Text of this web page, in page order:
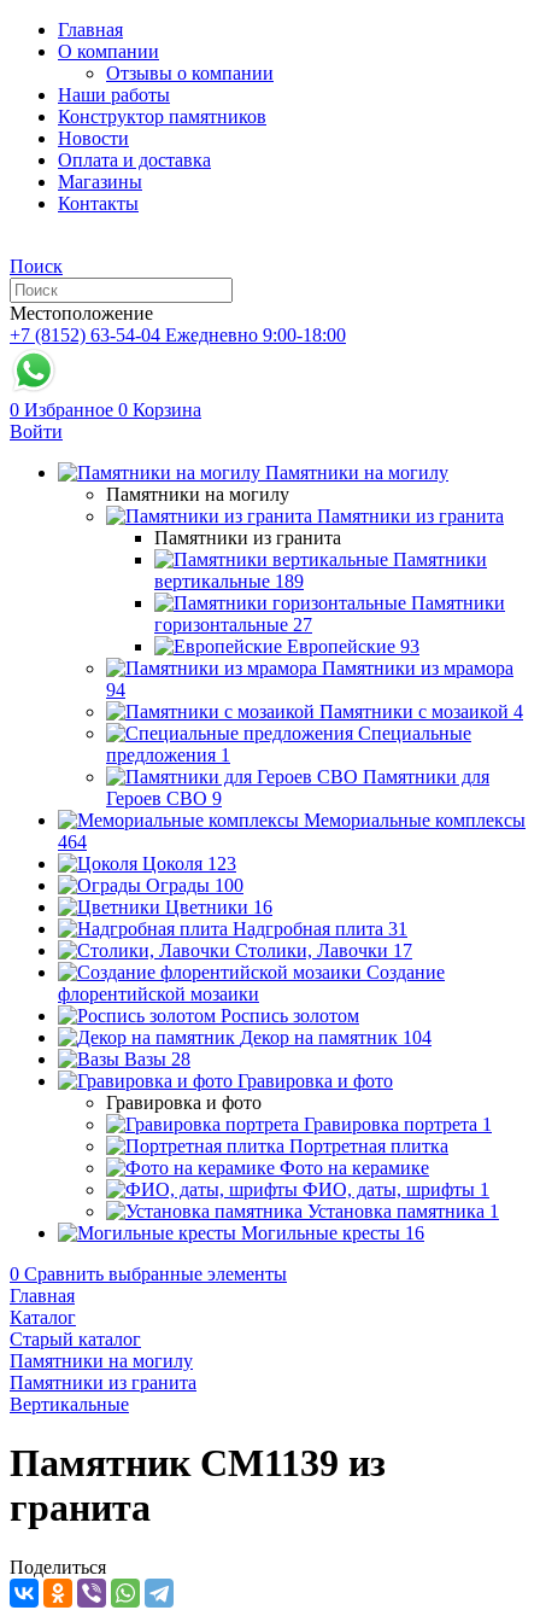
Главная
О компании
Отзывы о компании
Наши работы
Конструктор памятников
Новости
Оплата и доставка
Магазины
Контакты
Поиск
Местоположение
+7 (8152) 63-54-04 Ежедневно 9:00-18:00
0 Избранное 0 Корзина
Войти
Памятники на могилу
Памятники на могилу
Памятники из гранита
Памятники из гранита
Памятники
вертикальные 189
Памятники
горизонтальные 27
Европейские 93
Памятники из мрамора
94
Памятники с мозаикой 4
Специальные
предложения 1
Памятники для
Героев СВО 9
Мемориальные комплексы
464
Цоколя 123
Ограды 100
Цветники 16
Надгробная плита 31
Столики, Лавочки 17
Создание
флорентийской мозаики
Роспись золотом
Декор на памятник 104
Вазы 28
Гравировка и фото
Гравировка и фото
Гравировка портрета 1
Портретная плитка
Фото на керамике
ФИО, даты, шрифты 1
Установка памятника 1
Могильные кресты 16
0 Сравнить выбранные элементы
Главная
Каталог
Старый каталог
Памятники на могилу
Памятники из гранита
Вертикальные
Памятник CM1139 из
гранита
Поделиться